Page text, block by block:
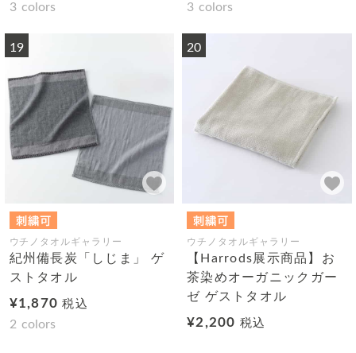
3 colors 3 colors
19
ウチノタオルギャラリー
紀州備長炭「しじま」 ゲ
ストタオル
¥1,870税込
2 colors
20
ウチノタオルギャラリー
【Harrods展示商品】お
茶染めオーガニックガー
ゼ ゲストタオル
¥2,200 税込